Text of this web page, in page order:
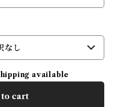
なし
available
cart